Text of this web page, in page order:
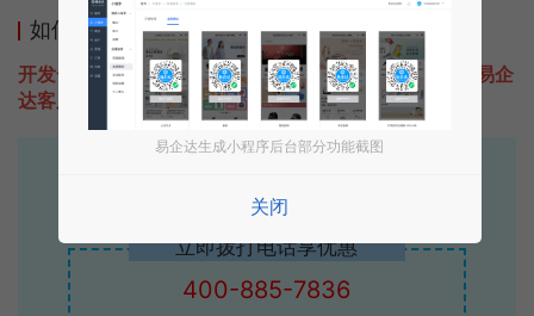
如何开发类似小安读书的小程序
开发一款类似小安读书的小程序不难，只需要咨询本站易企
达客服即可为您定制开发，免费提供报价。
专业小程序、公众号H5 APP等软件开发
立即拨打电话享优惠
400-885-7836
易企达生成小程序后台部分功能截图
关闭